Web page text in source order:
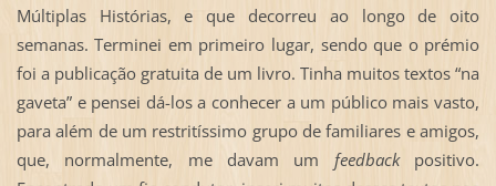
Múltiplas Histórias, e que decorreu ao longo de oito
semanas. Terminei em primeiro lugar, sendo que o prémio
foi a publicação gratuita de um livro. Tinha muitos textos “na
gaveta” e pensei dá-los a conhecer a um público mais vasto,
para além de um restritíssimo grupo de familiares e amigos,
que, normalmente, me davam um feedback positivo.